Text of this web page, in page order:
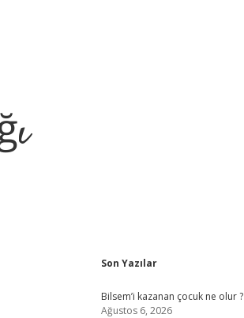
Sidebar
Son Yazılar
Bilsem’i kazanan çocuk ne olur ?
Ağustos 6, 2026